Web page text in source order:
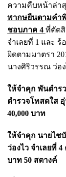
ความคืบหน้าล่าสุ
พากษยืนตามคำ
ชอบภาค 4 ที่ตัด
จำเลยที่ 1 และ
ผิดตามมาตรา
นางศิริวรรณ ว่อ
ให้จำคุก พันตำร
ตำรวจโทสดใส
40,000 บาท
ให้จำคุก นายไช
ว่องไว จำเลยที่
บาท 50 สตางค์